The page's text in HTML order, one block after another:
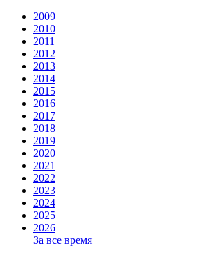
2009
2010
2011
2012
2013
2014
2015
2016
2017
2018
2019
2020
2021
2022
2023
2024
2025
2026
За все время